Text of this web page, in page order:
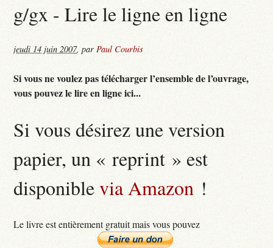
g/gx - Lire le ligne en ligne
jeudi 14 juin 2007,parPaul Courbis
Si vous ne voulez pas télécharger l’ensemble de l’ouvrage,
vous pouvez le lire en ligne ici...
Si vous désirez une version
papier, un « reprint » est
disponiblevia Amazon !
Le livre est entièrement gratuit mais vous pouvez